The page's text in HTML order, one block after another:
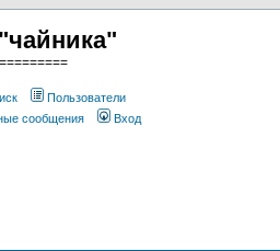
Пользователи
сообщения Вход